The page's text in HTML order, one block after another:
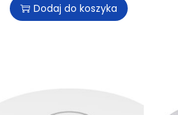
Dodaj do koszyka